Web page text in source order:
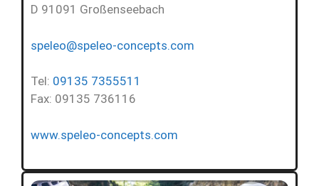
D 91091 Großenseebach
speleo@speleo-concepts.com
Tel: 09135 7355511
Fax: 09135 736116
www.speleo-concepts.com